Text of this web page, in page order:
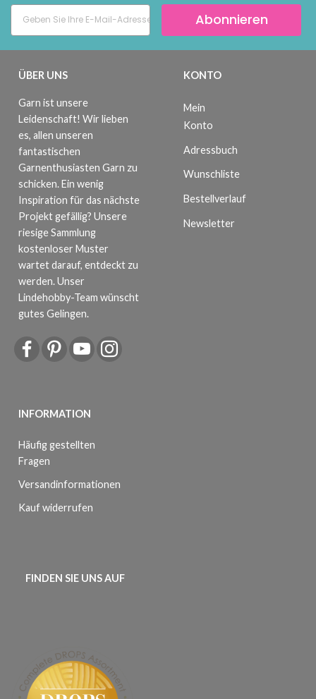
Abonnieren
ÜBER UNS
Garn ist unsere
Leidenschaft! Wir lieben
es, allen unseren
fantastischen
Garnenthusiasten Garn zu
schicken. Ein wenig
Inspiration für das nächste
Projekt gefällig? Unsere
riesige Sammlung
kostenloser Muster
wartet darauf, entdeckt zu
werden. Unser
Lindehobby-Team wünscht
gutes Gelingen.
INFORMATION
Häufig gestellten
Fragen
Versandinformationen
Kauf widerrufen
KONTO
Mein
Konto
Adressbuch
Wunschliste
Bestellverlauf
Newsletter
FINDEN SIE UNS AUF